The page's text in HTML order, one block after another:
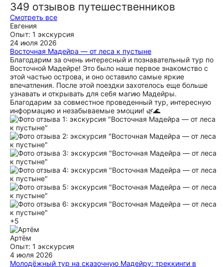
349 отзывов путешественников
Смотреть все
Евгения
Опыт: 1 экскурсия
24 июля 2026
Восточная Мадейра — от леса к пустыне
Благодарим за очень интересный и познавательный тур по
Восточной Мадейре! Это было наше первое знакомство с
этой частью острова, и оно оставило самые яркие
впечатления. После этой поездки захотелось еще больше
узнавать и открывать для себя магию Мадейры.
Благодарим за совместное проведенный тур, интересную
информацию и незабываемые эмоции! 🌿🌊
+5
Артём
Опыт: 1 экскурсия
4 июля 2026
Молодёжный тур на сказочную Мадейру: треккинги в